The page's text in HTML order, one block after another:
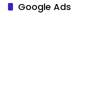
Google Ads